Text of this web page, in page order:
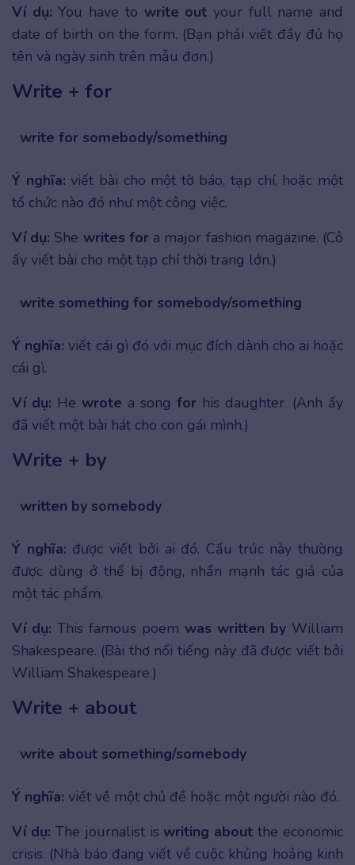
Ví dụ: You have to write out your full name and
date of birth on the form. (Bạn phải viết đầy đủ họ
tên và ngày sinh trên mẫu đơn.)
Write + for
write for somebody/something
Ý nghĩa: viết bài cho một tờ báo, tạp chí, hoặc một
tổ chức nào đó như một công việc.
Ví dụ: She writes fora major fashion magazine. (Cô
ấy viết bài cho một tạp chí thời trang lớn.)
write something for somebody/something
Ý nghĩa: viết cái gì đó với mục đích dành cho ai hoặc
cái gì.
Ví dụ: He wrote a song for his daughter. (Anh ấy
đã viết một bài hát cho con gái mình.)
Write + by
written by somebody
Ý nghĩa: được viết bởi ai đó. Cấu trúc này thường
được dùng ở thể bị động, nhấn mạnh tác giả của
một tác phẩm.
Ví dụ: This famous poem was written by William
Shakespeare. (Bài thơ nổi tiếng này đã được viết bởi
William Shakespeare.)
Write + about
write about something/somebody
Ý nghĩa: viết về một chủ đề hoặc một người nào đó.
Ví dụ: The journalist is writing about the economic
crisis. (Nhà báo đang viết về cuộc khủng hoảng kinh